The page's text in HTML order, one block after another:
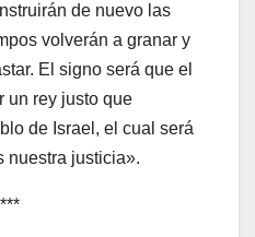
de nuevo las
volverán a granar y
El signo será que el
un rey justo que
de Israel, el cual será
nuestra justicia».
***